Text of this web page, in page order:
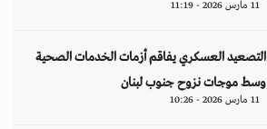
11 مارس 2026 - 11:19
التصعيد العسكري يفاقم أزمات الخدمات الصحية
وسط موجات نزوح جنوب لبنان
11 مارس 2026 - 10:26